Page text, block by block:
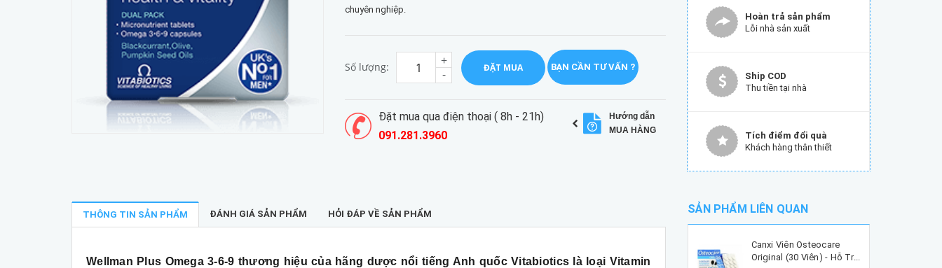
chuyên nghiệp.
Số lượng: -
+ ĐẶT MUA BẠN CẦN TƯ VẤN ?
Đặt mua qua điện thoại ( 8h - 21h)
091.281.3960
Hướng dẫn
MUA HÀNG
Hoàn trả sản phẩm
Lỗi nhà sản xuất
Ship COD
Thu tiền tại nhà
Tích điểm đổi quà
Khách hàng thân thiết
THÔNG TIN SẢN PHẨM ĐÁNH GIÁ SẢN PHẨM HỎI ĐÁP VỀ SẢN PHẨM
Wellman Plus Omega 3-6-9 thương hiệu của hãng dược nổi tiếng Anh quốc Vitabiotics là loại Vitamin
SẢN PHẨM LIÊN QUAN
Canxi Viên Osteocare
Original (30 Viên) - Hỗ Tr...